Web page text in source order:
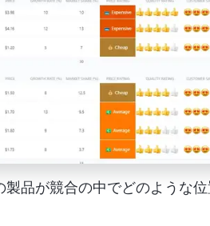
品が競合の中でどのような